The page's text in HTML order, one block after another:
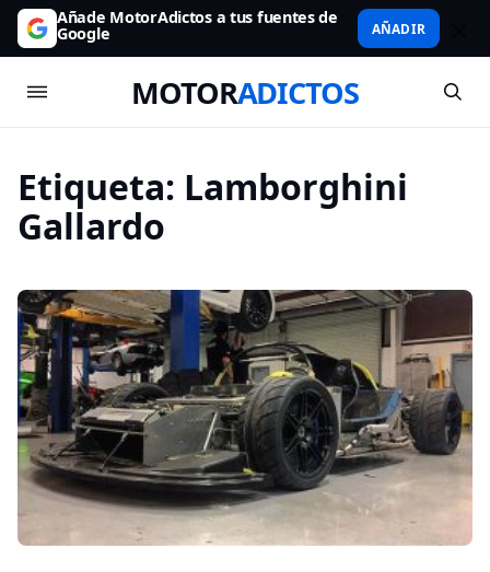
Añade MotorAdictos a tus fuentes de
Google AÑADIR
MOTORADICTOS
Etiqueta: Lamborghini
Gallardo